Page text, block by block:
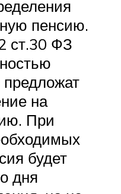
пенсию.
ст.30 ФЗ
на
При
будет
дня